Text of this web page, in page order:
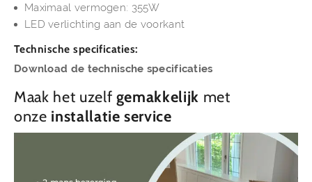
Maximaal vermogen: 355W
LED verlichting aan de voorkant
Technische specificaties:
Download de technische specificaties
Maak het uzelf gemakkelijk met
onze installatie service